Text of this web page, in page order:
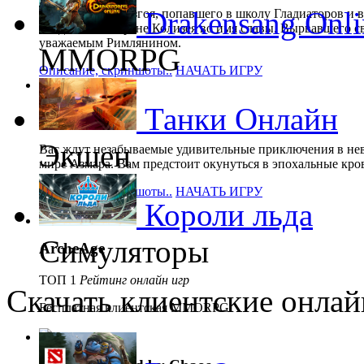
Путь римского изгоя, попавшего в школу Гладиаторов и
поединках на арене Колизея во имя славы. Вырвавшего
уважаемым Римлянином.
Описание, скриншоты.. НАЧАТЬ ИГРУ
Karos
Вас ждут незабываемые удивительные приключения в
мире Азмара. Вам предстоит окунуться в эпохальные
Описание, скриншоты.. НАЧАТЬ ИГРУ
ArcheAge
ТОП 1 Рейтинг онлайн игр
Бесплатная клиентская MMORPG
Drakensang
MMORPG
Танки Онлайн
Экшен
Короли льда
Симуляторы
Скачать клиентские